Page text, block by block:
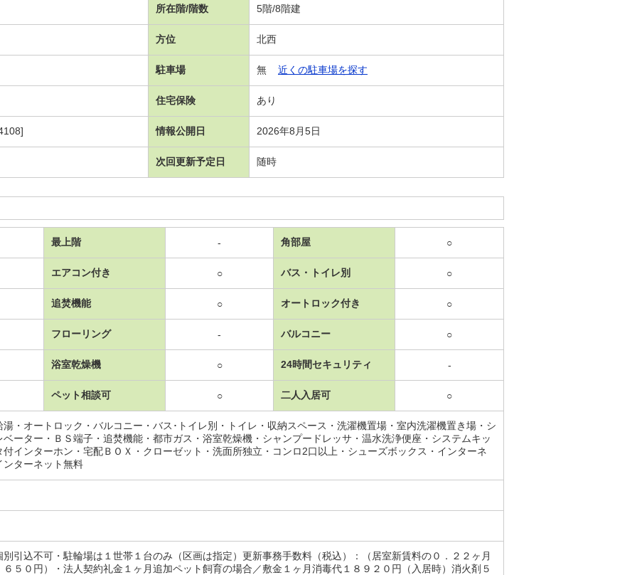
所在階/階数 5階/8階建
方位 北西
駐車場 無 近くの駐車場を探す
住宅保険 あり
情報公開日 2026年8月5日
次回更新予定日 随時
最上階 - 角部屋 ○
エアコン付き ○ バス・トイレ別 ○
追焚機能 ○ オートロック付き ○
フローリング - バルコニー ○
浴室乾燥機 ○ 24時間セキュリティ -
ペット相談可 ○ 二人入居可 ○
湯・オートロック・バルコニー・バス･トイレ別・トイレ・収納スペース・洗濯機置場・室内洗濯機置き場・シ
ベーター・ＢＳ端子・追焚機能・都市ガス・浴室乾燥機・シャンプードレッサ・温水洗浄便座・システムキッ
付インターホン・宅配ＢＯＸ・クローゼット・洗面所独立・コンロ2口以上・シューズボックス・インターネ
ンターネット無料
別引込不可・駐輪場は１世帯１台のみ（区画は指定）更新事務手数料（税込）：（居室新賃料の０．２２ヶ月
６５０円）・法人契約礼金１ヶ月追加ペット飼育の場合／敷金１ヶ月消毒代１８９２０円（入居時）消火剤５